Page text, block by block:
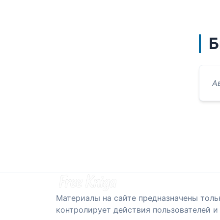
Материалы на сайте предназначены
контролирует действия пользователей